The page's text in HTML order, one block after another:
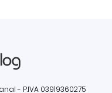
- P.IVA 03919360275